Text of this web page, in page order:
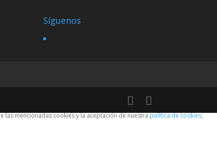
Síguenos
las mencionadas cookies y la aceptación de nuestrapolítica de cookies,